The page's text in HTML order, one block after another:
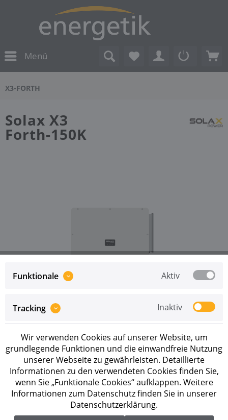
Menü
X3-FORTH
Solax X3
Forth-150K
Preise sind erst nach erfolgreicher Registrierung
als
Geschäftskunde sichtbar.
Merken
Artikel-Nr.: 1030130219
Beschreibung
Solax X3 Forth-150K 150 kW Projektwechselrichter mit
Funktionale Aktiv
Tracking Inaktiv
Wir verwenden Cookies auf unserer Website, um
grundlegende Funktionen und die einwandfreie Nutzung
unserer Webseite zu gewährleisten. Detaillierte
Informationen zu den verwendeten Cookies finden Sie,
wenn Sie „Funktionale Cookies“ aufklappen. Weitere
Informationen zum Datenschutz finden Sie in unserer
Datenschutzerklärung.